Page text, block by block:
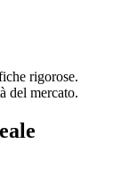
rigorose.
del mercato.